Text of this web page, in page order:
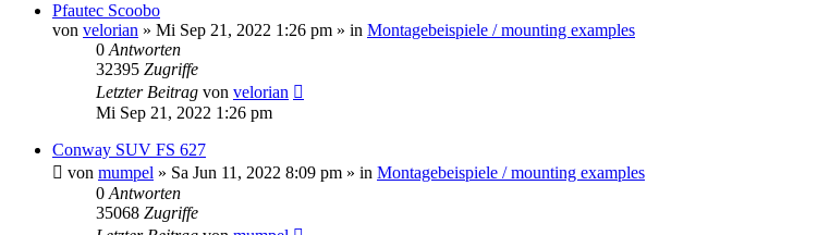
Pfautec Scoobo
von velorian » Mi Sep 21, 2022 1:26 pm » in Montagebeispiele / mounting examples
0Antworten
32395 Zugriffe
Letzter Beitrag von velorian
Mi Sep 21, 2022 1:26 pm
Conway SUV FS 627
von mumpel » Sa Jun 11, 2022 8:09 pm » in Montagebeispiele / mounting examples
0Antworten
35068 Zugriffe